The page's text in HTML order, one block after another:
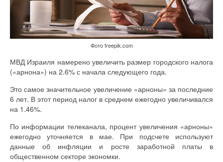
Фото freepik.com
МВД Израиля намерено увеличить размер городского налога
(«арнона») на 2.6% с начала следующего года.
Это самое значительное увеличение «арноны» за последние
6 лет. В этот период налог в среднем ежегодно увеличивался
на 1.46%.
По информации телеканала, процент увеличения «арноны»
ежегодно уточняется в мае. При подсчете используют
данные об инфляции и росте заработной платы в
общественном секторе экономки.